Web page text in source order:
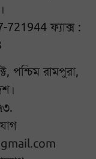
ফ্যাক্স :
পশ্চিম রামপুরা,